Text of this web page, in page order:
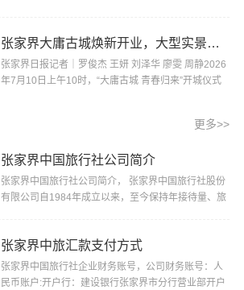
张家界大庸古城焕新开业，大型实景山水秀《天下璀璨》也将同期推出
张家界日报记者｜罗俊杰 王妍 刘泽华 廖雯 周静2026
年7月10日上午10时，“大庸古城 青春归来”开城仪式
更多>>
张家界中国旅行社公司简介
张家界中国旅行社公司简介， 张家界中国旅行社股份
有限公司自1984年成立以来，至今保持年接待量、旅
张家界中旅汇款支付方式
张家界中国旅行社企业财务账号，公司财务账号：人
民币账户:开户行：建设银行张家界市分行营业部开户